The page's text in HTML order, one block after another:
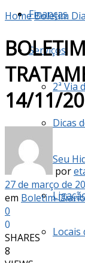
Finanças
Serviços
2ª Via
Dicas
Seu
Locais
HomeBoletim
14/11/
por
27 de março de
em Boletim
0
0
SHARES
8